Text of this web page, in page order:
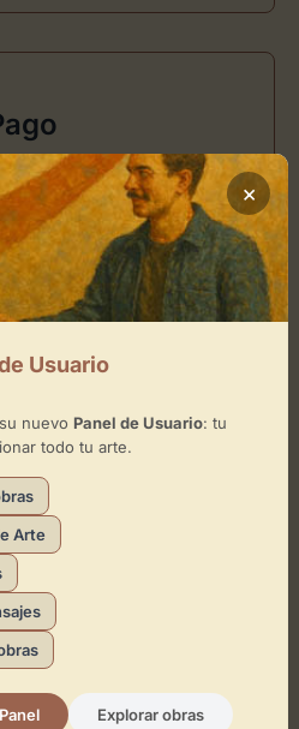
para interactuar
Mapa
×
Usuario
nuevo Panel de Usuario: tu
todo tu arte.
Arte
Explorar obras